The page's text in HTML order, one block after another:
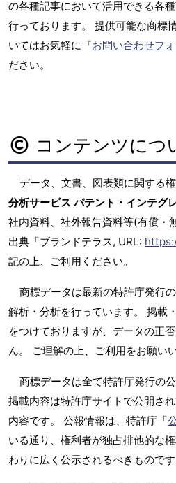
の各種記事において活用できる各
行っております。 提供可能な商標
いてはお気軽に『お問い合わせフ
ださい。
コンテンツにつ
データ、文書、図表類に関する
分析サービス パテント・インテグ
社内資料、社外報告資料等(有償・
出典「ブランドテラス, URL:
記の上、ご利用ください。
商標データは最新の特許庁発行
解析・分析を行っています。 掲載
をつけておりますが、データの正
ん。 ご理解の上、ご利用をお願い
商標データは全て特許庁発行の
掲載内容は特許庁サイトで公開さ
内容です。 公報情報は、特許庁「
いる通り、権利者が独占排他的な
わりに広く公示されるべきものです